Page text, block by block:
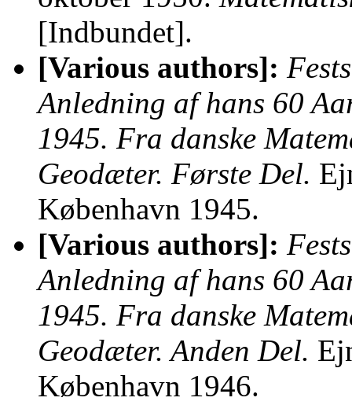
[Indbundet].
[Various authors]:
Anledning af hans 60
1945. Fra danske
Geodæter. Første Del.
København 1945.
[Various authors]:
Anledning af hans 60
1945. Fra danske
Geodæter. Anden Del.
København 1946.